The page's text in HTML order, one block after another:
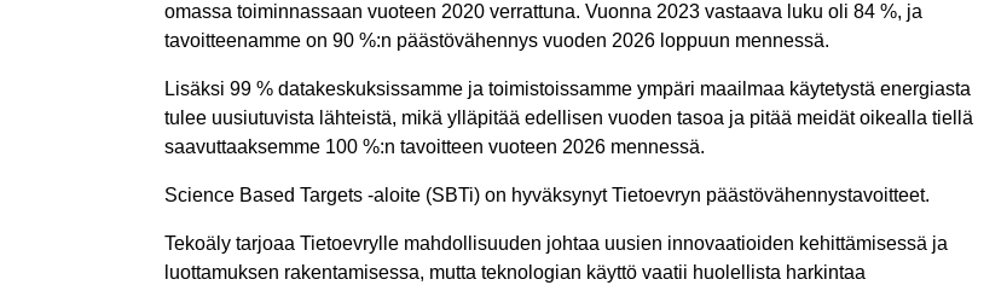
omassa toiminnassaan vuoteen 2020 verrattuna. Vuonna 2023 vastaava luku oli 84 %, ja
tavoitteenamme on 90 %:n päästövähennys vuoden 2026 loppuun mennessä.
Lisäksi 99 % datakeskuksissamme ja toimistoissamme ympäri maailmaa käytetystä energiasta
tulee uusiutuvista lähteistä, mikä ylläpitää edellisen vuoden tasoa ja pitää meidät oikealla tiellä
saavuttaaksemme 100 %:n tavoitteen vuoteen 2026 mennessä.
Science Based Targets -aloite (SBTi) on hyväksynyt Tietoevryn päästövähennystavoitteet.
Tekoäly tarjoaa Tietoevrylle mahdollisuuden johtaa uusien innovaatioiden kehittämisessä ja
luottamuksen rakentamisessa, mutta teknologian käyttö vaatii huolellista harkintaa